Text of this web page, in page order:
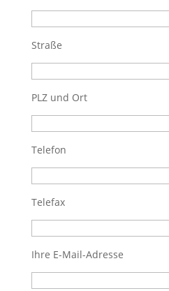
Straße
PLZ und Ort
Telefon
Telefax
Ihre E-Mail-Adresse